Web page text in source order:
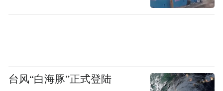
台风“白海豚”正式登陆